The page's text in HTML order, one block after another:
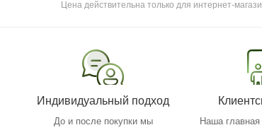
Цена действительна только для интернет-
Индивидуальный подход
До и после покупки мы
Наша